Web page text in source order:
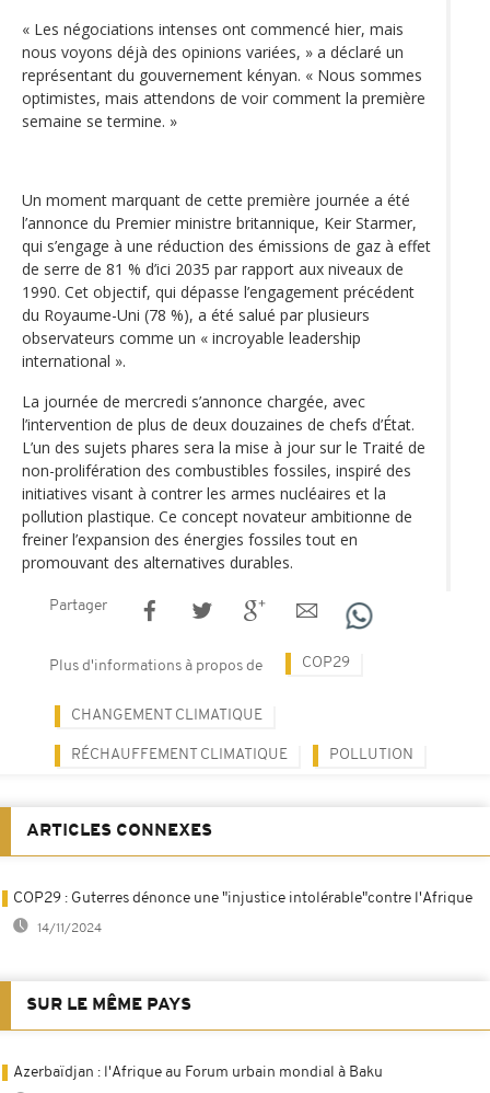
« Les négociations intenses ont commencé hier, mais
nous voyons déjà des opinions variées, » a déclaré un
représentant du gouvernement kényan. « Nous sommes
optimistes, mais attendons de voir comment la première
semaine se termine. »
Un moment marquant de cette première journée a été
l’annonce du Premier ministre britannique, Keir Starmer,
qui s’engage à une réduction des émissions de gaz à effet
de serre de 81 % d’ici 2035 par rapport aux niveaux de
1990. Cet objectif, qui dépasse l’engagement précédent
du Royaume-Uni (78 %), a été salué par plusieurs
observateurs comme un « incroyable leadership
international ».
La journée de mercredi s’annonce chargée, avec
l’intervention de plus de deux douzaines de chefs d’État.
L’un des sujets phares sera la mise à jour sur le Traité de
non-prolifération des combustibles fossiles, inspiré des
initiatives visant à contrer les armes nucléaires et la
pollution plastique. Ce concept novateur ambitionne de
freiner l’expansion des énergies fossiles tout en
promouvant des alternatives durables.
Partager
Plus d'informations à propos de COP29
CHANGEMENT CLIMATIQUE
RÉCHAUFFEMENT CLIMATIQUE POLLUTION
ARTICLES CONNEXES
COP29 : Guterres dénonce une "injustice intolérable"contre l'Afrique
14/11/2024
SUR LE MÊME PAYS
Azerbaïdjan : l'Afrique au Forum urbain mondial à Baku